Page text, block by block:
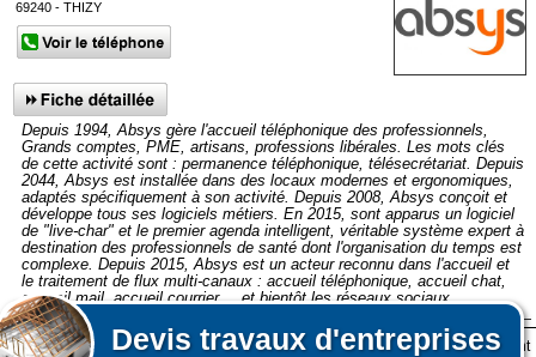
Devis travaux d'entreprises
69240 - THIZY
Depuis 1994, Absys gère l'accueil téléphonique des professionnels,
Grands comptes, PME, artisans, professions libérales. Les mots clés
de cette activité sont : permanence téléphonique, télésecrétariat. Depuis
2044, Absys est installée dans des locaux modernes et ergonomiques,
adaptés spécifiquement à son activité. Depuis 2008, Absys conçoit et
développe tous ses logiciels métiers. En 2015, sont apparus un logiciel
de "live-char" et le premier agenda intelligent, véritable système expert à
destination des professionnels de santé dont l'organisation du temps est
complexe. Depuis 2015, Absys est un acteur reconnu dans l'accueil et
le traitement de flux multi-canaux : accueil téléphonique, accueil chat,
accueil mail, accueil courrier,... et bientôt les réseaux sociaux.
Lors de votre visite sur notre site des fichiers informatiques nommés cookies sont